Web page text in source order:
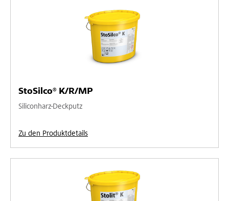
StoSilco® K/R/MP
Siliconharz-Deckputz
Zu den Produktdetails